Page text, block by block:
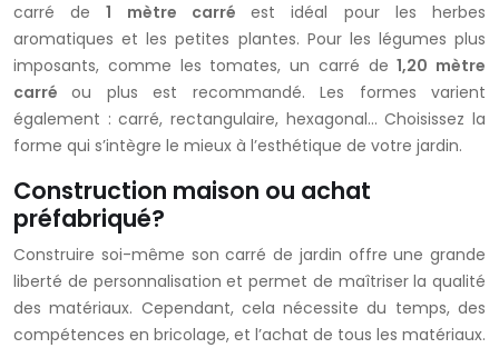
carré de1 mètre carréest idéal pour les herbes
aromatiques et les petites plantes. Pour les légumes plus
imposants, comme les tomates, un carré de1,20 mètre
carréou plus est recommandé. Les formes varient
également : carré, rectangulaire, hexagonal… Choisissez la
forme qui s’intègre le mieux à l’esthétique de votre jardin.
Construction maison ou achat
préfabriqué?
Construire soi-même son carré de jardin offre une grande
liberté de personnalisation et permet de maîtriser la qualité
des matériaux. Cependant, cela nécessite du temps, des
compétences en bricolage, et l’achat de tous les matériaux.